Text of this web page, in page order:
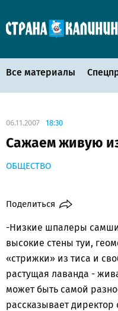
Все материалы
06.11.2007 18:30
Сажаем живую
ОБЩЕСТВО
Поделиться
-Низкие шпалеры
высокие стены туи,
«стрижки» из тиса и
растущая лаванда -
может быть самой
рассказывает директор